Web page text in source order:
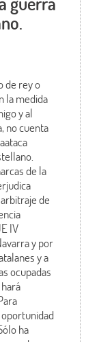
de rey o
la medida
y al
no cuenta
de la
de
IV
y por
y a
ocupadas
oportunidad
ha